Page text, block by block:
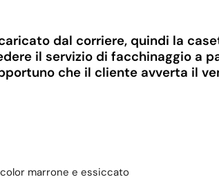
dal corriere, quindi la
il servizio di facchinaggio a
che il cliente avverta il
marrone e essiccato